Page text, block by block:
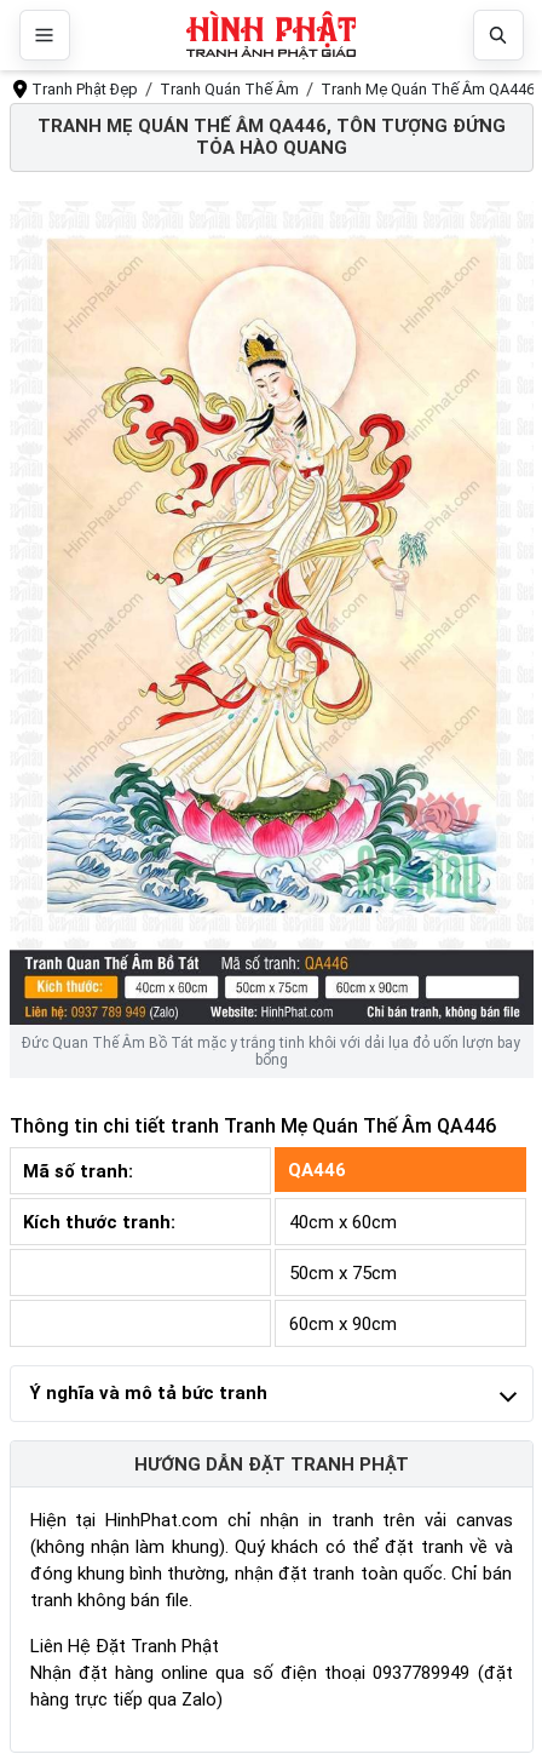
Tranh Phật Đẹp Tranh Quán Thế Âm Tranh Mẹ Quán Thế Âm
TRANH MẸ QUÁN THẾ ÂM QA446, TÔN TƯỢNG ĐỨNG
TỎA HÀO QUANG
Đức Quan Thế Âm Bồ Tát mặc y trắng tinh khôi với dải lụa đỏ uốn lượn bay
bổng
Thông tin chi tiết tranh Tranh Mẹ Quán Thế Âm QA446
Mã số tranh: QA446
Kích thước tranh: 40cm x 60cm
50cm x 75cm
60cm x 90cm
Ý nghĩa và mô tả bức tranh
HƯỚNG DẪN ĐẶT TRANH PHẬT
Hiện tại HinhPhat.com chỉ nhận in tranh trên vải canvas
(không nhận làm khung). Quý khách có thể đặt tranh về và
đóng khung bình thường, nhận đặt tranh toàn quốc. Chỉ bán
tranh không bán file.
Liên Hệ Đặt Tranh Phật
Nhận đặt hàng online qua số điện thoại 0937789949 (đặt
hàng trực tiếp qua Zalo)